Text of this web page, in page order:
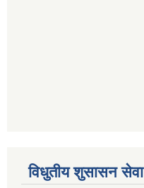
विधुतीय शुसासन सेवा